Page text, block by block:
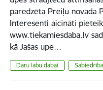
paredzēta Preiļu novada
Interesenti aicināti
www.tiekamiesdaba.lv
kā Jašas upe…
Daru labu dabai